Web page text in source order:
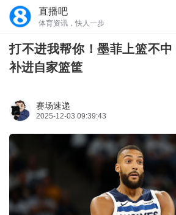
直播吧
体育资讯，快人一步
打不进我帮你！墨菲上篮不
补进自家篮筐
赛场速递
2025-12-03 09:39:43